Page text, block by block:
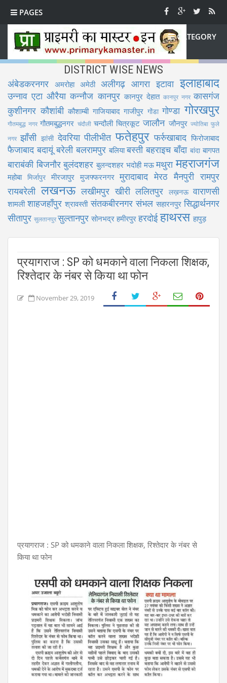
PAGES
CATEGORY
DISTRICT WISE NEWS
अंबेडकरनगर अमरोहा अमेठी अलीगढ़ आगरा इटावा इलाहाबाद
उन्नाव एटा औरैया कन्नौज कानपुर कानपुर देहात कानपुर नगर कासगंज
कुशीनगर कौशांबी कौशाम्बी गाजियाबाद गाजीपुर गोंडा गोण्डा गोरखपुर
गौतमबुद्ध नगर गौतमबुद्धनगर चंदौली चन्दौली चित्रकूट जालौन जौनपुर ज्योतिबा फुले
नगर झाँसी झांसी देवरिया पीलीभीत फतेहपुर फर्रुखाबाद फिरोजाबाद
फैजाबाद बदायूं बरेली बलरामपुर बलिया बस्ती बहराइच बाँदा बांदा बागपत
बाराबंकी बिजनौर बुलंदशहर बुलन्दशहर भदोही मऊ मथुरा महराजगंज
महोबा मिर्जापुर मीरजापुर मुजफ्फरनगर मुरादाबाद मेरठ मैनपुरी रामपुर
रायबरेली लखनऊ लखीमपुर खीरी ललितपुर लख़नऊ वाराणसी
शामली शाहजहाँपुर श्रावस्ती संतकबीरनगर संभल सहारनपुर सिद्धार्थनगर
सीतापुर सुलतानपुरसुल्तानपुर सोनभद्र हमीरपुर हरदोई हाथरस हापुड़
प्रयागराज : SP को धमकाने वाला निकला शिक्षक,
रिश्तेदार के नंबर से किया था फोन
November 29, 2019
प्रयागराज : SP को धमकाने वाला निकला शिक्षक, रिश्तेदार के नंबर से
किया था फोन